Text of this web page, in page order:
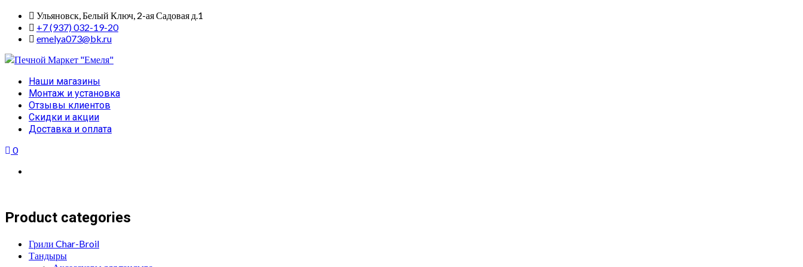
Skip
content
Ульяновск, Белый Ключ, 2-ая Садовая д.1
+7 (937) 032-19-20
emelya073@bk.ru
Primary
Menu
Наши магазины
Монтаж и установка
Отзывы клиентов
Скидки и акции
Доставка и оплата
0
Product categories
Грили Char-Broil
Тандыры